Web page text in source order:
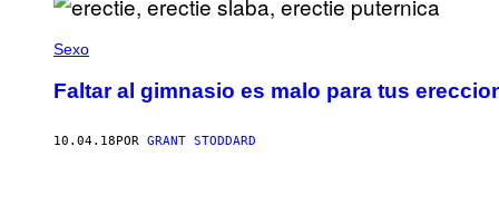
Sexo
Faltar al gimnasio es malo para tus
10.04.18 POR GRANT STODDARD